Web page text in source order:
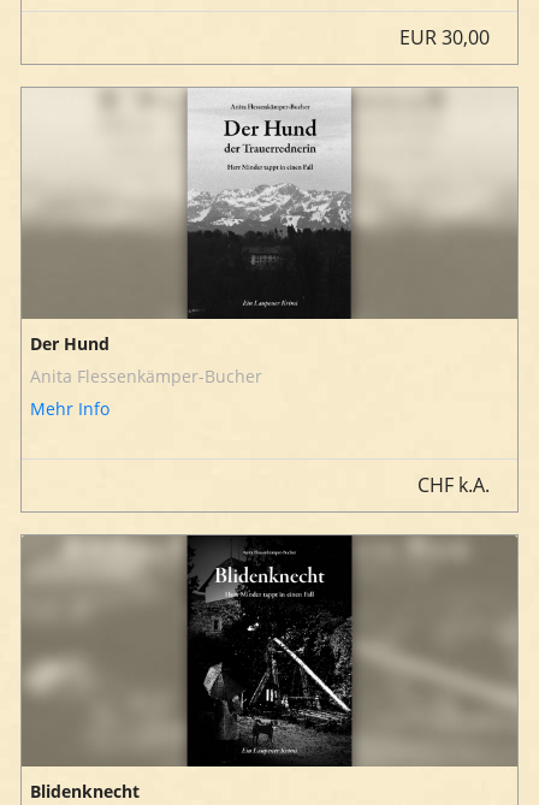
EUR30,00
Der Hund
Anita Flessenkämper-Bucher
Mehr Info
CHF k.A.
Blidenknecht